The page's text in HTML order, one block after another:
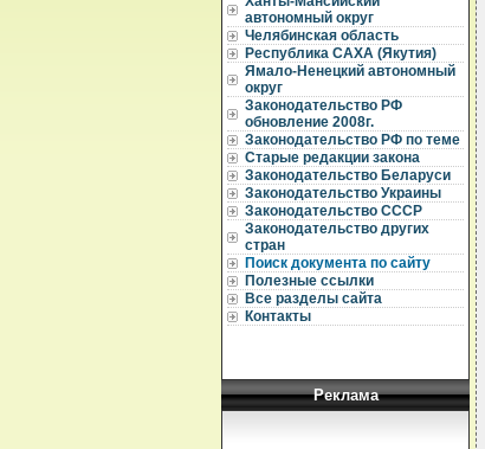
автономный округ
Челябинская область
Республика САХА (Якутия)
Ямало-Ненецкий автономный
округ
Законодательство РФ
обновление 2008г.
Законодательство РФ по теме
Старые редакции закона
Законодательство Беларуси
Законодательство Украины
Законодательство СССР
Законодательство других
стран
Поиск документа по сайту
Полезные ссылки
Все разделы сайта
Контакты
Реклама